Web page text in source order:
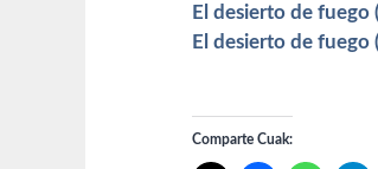
El desierto de
El desierto de
Comparte Cuak: